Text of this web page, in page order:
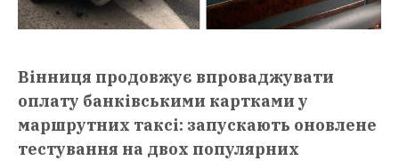
Вінниця продовжує впроваджувати
оплату банківськими картками у
маршрутних таксі: запускають оновлене
тестування на двох популярних